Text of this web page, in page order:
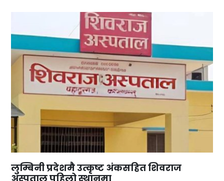
लुम्बिनी प्रदेशमै उत्कृष्ट अंकसहित शिवराज
अस्पताल पहिलो स्थानमा